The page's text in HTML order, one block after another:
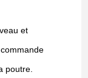
et
poutre.